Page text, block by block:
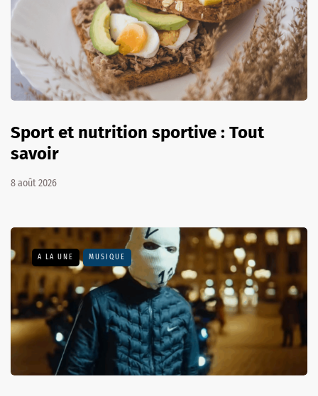
Sport et nutrition sportive : Tout
savoir
8 août 2026
A LA UNE MUSIQUE